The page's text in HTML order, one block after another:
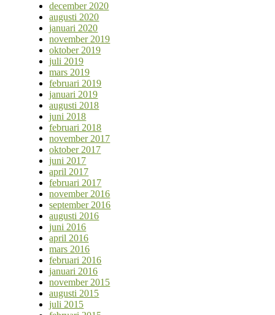
december 2020
augusti 2020
januari 2020
november 2019
oktober 2019
juli 2019
mars 2019
februari 2019
januari 2019
augusti 2018
juni 2018
februari 2018
november 2017
oktober 2017
juni 2017
april 2017
februari 2017
november 2016
september 2016
augusti 2016
juni 2016
april 2016
mars 2016
februari 2016
januari 2016
november 2015
augusti 2015
juli 2015